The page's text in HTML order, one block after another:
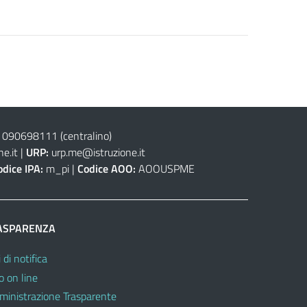
(centralino)
| URP: urp.me@istruzione.it
IPA: m_pi | Codice AOO: AOOUSPME
notifica
on line
Trasparente